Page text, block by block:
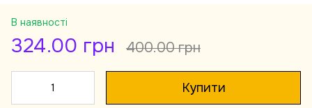
В наявності
324.00 грн 400.00 грн
Купити